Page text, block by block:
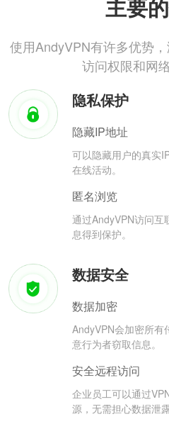
主要
使用AndyVPN有许多优势，
访问权限和网
隐私保护
隐藏IP地址
可以隐藏用户的真实
在线活动。
匿名浏览
通过AndyVPN访问互
息得到保护。
数据安全
数据加密
AndyVPN会加密所有
意行为者窃取信息。
安全远程访问
企业员工可以通过
源，无需担心数据泄露